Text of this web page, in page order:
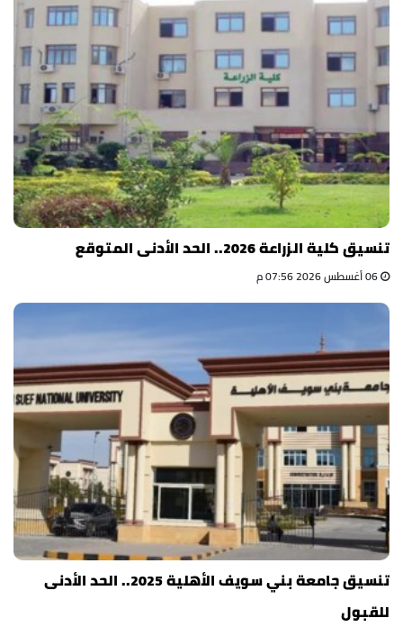
تنسيق كلية الزراعة 2026.. الحد الأدنى المتوقع
تنسيق جامعة بني سويف الأهلية 2025.. الحد الأدنى
للقبول